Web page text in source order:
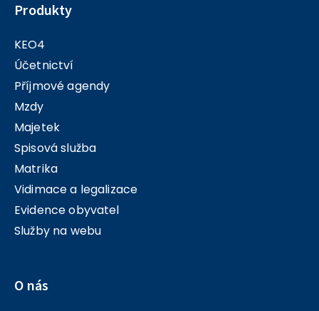
Produkty
KEO4
Účetnictví
Příjmové agendy
Mzdy
Majetek
Spisová služba
Matrika
Vidimace a legalizace
Evidence obyvatel
Služby na webu
O nás